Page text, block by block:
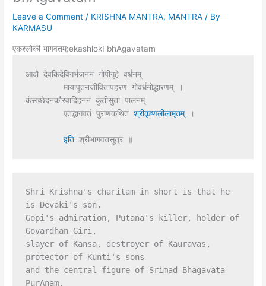
Leave a Comment / KRISHNA MANTRA, MANTRA / By
KARMASU
एकश्लोकी भागवतम्:ekashlokI bhAgavatam
आदौ देवकिदेविगर्भजननं गोपीगृहे वर्धनम्
        मायापूतनजीवितापहरणं गोवर्धनोद्धारणम् ।
कंसच्छेदनकौरवादिहननं कुंतीसुतां पालनम्
        एतद्भागवतं पुराणकथितं
श्रीकृष्णलीलामृतम् ।
इति श्रीभागवतसूत्र ॥
Shri Krishna's charitam in short is that he
is Devaki's son,
Gopi's admiration, Putana's killer, holder of
Govardhan Giri,
slayer of Kansa, destroyer of Kauravas,
protector of Kunti's sons
and the central figure of Srimad Bhagavata